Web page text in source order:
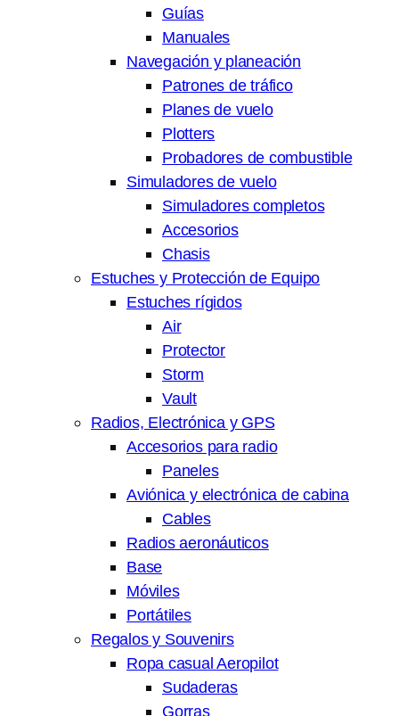
Guías
Manuales
Navegación y planeación
Patrones de tráfico
Planes de vuelo
Plotters
Probadores de combustible
Simuladores de vuelo
Simuladores completos
Accesorios
Chasis
Estuches y Protección de Equipo
Estuches rígidos
Air
Protector
Storm
Vault
Radios, Electrónica y GPS
Accesorios para radio
Paneles
Aviónica y electrónica de cabina
Cables
Radios aeronáuticos
Base
Móviles
Portátiles
Regalos y Souvenirs
Ropa casual Aeropilot
Sudaderas
Gorras